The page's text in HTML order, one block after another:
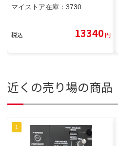
マイストア在庫： 3730
税込 13340円
近くの売り場の商品